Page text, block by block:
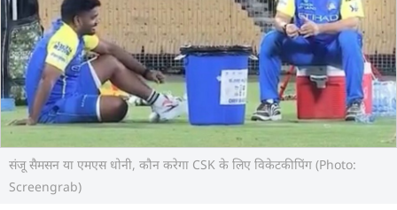
संजू सैमसन या एमएस धोनी, कौन करेगा CSK के लिए व‍िकेटकीप‍िंग (Photo:
Screengrab)